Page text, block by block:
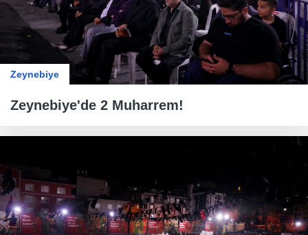
Zeynebiye
Zeynebiye'de 2 Muharrem!